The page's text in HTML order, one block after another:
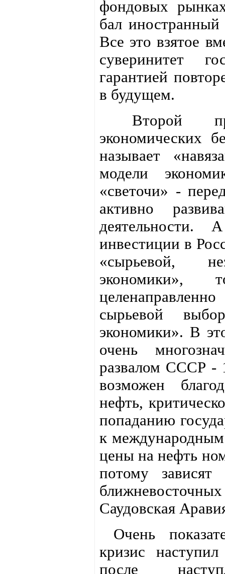
фондовых
бал иностранный
Все это взятое
суверинитет
гарантией
в будущем.
Второй
экономических
называет
модели
«светочи» -
активно
деятельности.
инвестиции в
«сырьевой,
экономики»,
сырьевой
экономики». В
очень
развалом СССР -
возможен
нефть,
попаданию
к
цены на нефть
потому
Саудовская
Очень
кризис
после